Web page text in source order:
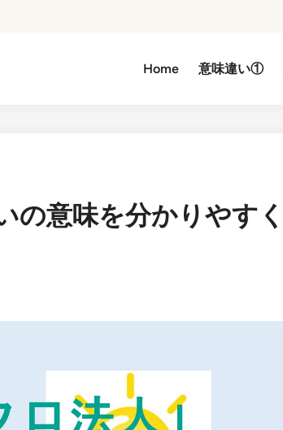
Home 意味違い①
の意味を分かりやすく